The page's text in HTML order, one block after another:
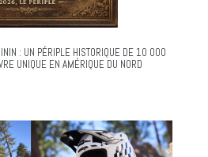
: UN PÉRIPLE HISTORIQUE DE 10 000
UNIQUE EN AMÉRIQUE DU NORD